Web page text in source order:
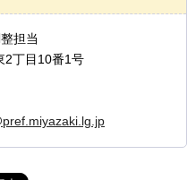
担当
丁目10番1号